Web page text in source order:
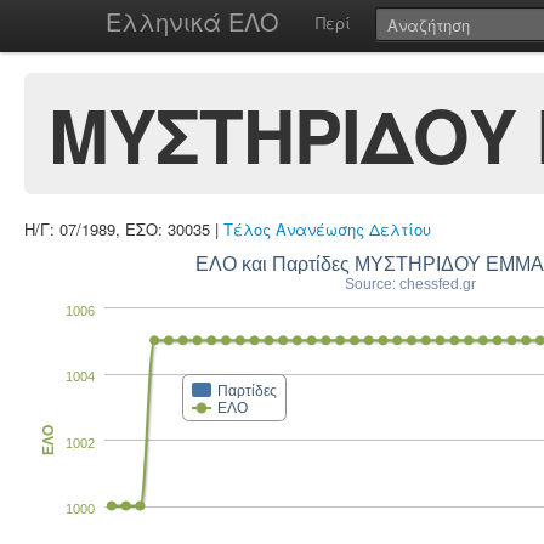
Ελληνικά ΕΛΟ Περί
Η/Γ: 07/1989, ΕΣΟ: 30035 | Τέλος Ανανέωσης Δελτίου
ΕΛΟ και Παρτίδες ΜΥΣΤΗΡΙΔΟΥ
Source: chessfed.gr
Παρτίδες
ΕΛΟ
1000
1002
1004
1006
ΕΛΟ